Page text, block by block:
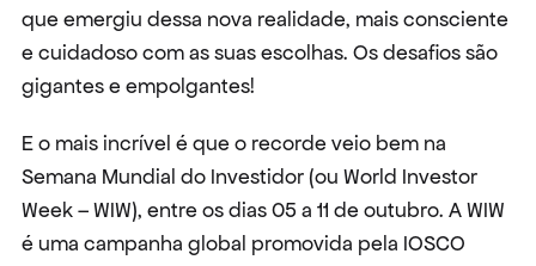
que emergiu dessa nova realidade, mais consciente
e cuidadoso com as suas escolhas. Os desafios são
gigantes e empolgantes!
E o mais incrível é que o recorde veio bem na
Semana Mundial do Investidor (ou World Investor
Week – WIW), entre os dias 05 a 11 de outubro. A WIW
é uma campanha global promovida pela IOSCO